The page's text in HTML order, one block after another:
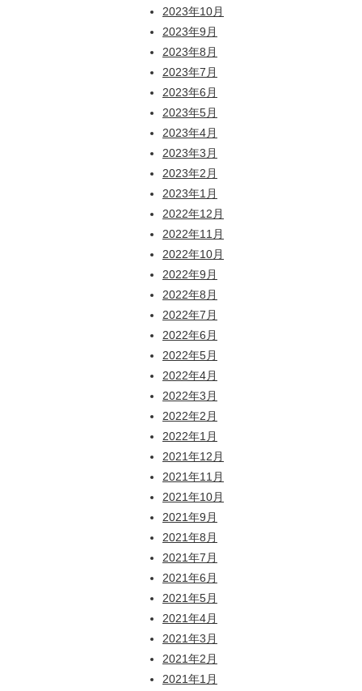
2023年10月
2023年9月
2023年8月
2023年7月
2023年6月
2023年5月
2023年4月
2023年3月
2023年2月
2023年1月
2022年12月
2022年11月
2022年10月
2022年9月
2022年8月
2022年7月
2022年6月
2022年5月
2022年4月
2022年3月
2022年2月
2022年1月
2021年12月
2021年11月
2021年10月
2021年9月
2021年8月
2021年7月
2021年6月
2021年5月
2021年4月
2021年3月
2021年2月
2021年1月